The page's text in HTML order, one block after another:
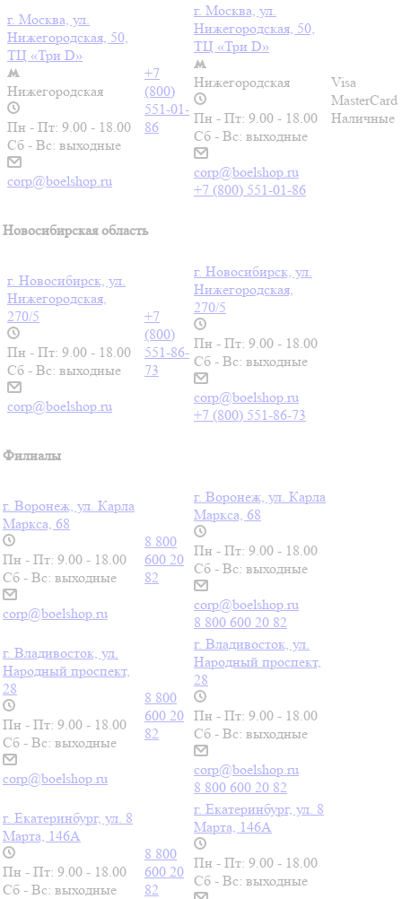
г. Москва, ул.
Нижегородская, 50,
ТЦ «Три D»
Нижегородская
Пн - Пт: 9.00 - 18.00
Сб - Вс: выходные
corp@boelshop.ru
+7
(800)
551-01-
86
г. Москва, ул.
Нижегородская, 50,
ТЦ «Три D»
Нижегородская
Пн - Пт: 9.00 - 18.00
Сб - Вс: выходные
corp@boelshop.ru
+7 (800) 551-01-86
Visa
MasterCard
Наличные
Новосибирская область
г. Новосибирск, ул.
Нижегородская,
270/5
Пн - Пт: 9.00 - 18.00
Сб - Вс: выходные
corp@boelshop.ru
+7
(800)
551-86-
73
г. Новосибирск, ул.
Нижегородская,
270/5
Пн - Пт: 9.00 - 18.00
Сб - Вс: выходные
corp@boelshop.ru
+7 (800) 551-86-73
Филиалы
г. Воронеж, ул. Карла
Маркса, 68
Пн - Пт: 9.00 - 18.00
Сб - Вс: выходные
corp@boelshop.ru
8 800
600 20
82
г. Воронеж, ул. Карла
Маркса, 68
Пн - Пт: 9.00 - 18.00
Сб - Вс: выходные
corp@boelshop.ru
8 800 600 20 82
г. Владивосток, ул.
Народный проспект,
28
Пн - Пт: 9.00 - 18.00
Сб - Вс: выходные
corp@boelshop.ru
8 800
600 20
82
г. Владивосток, ул.
Народный проспект,
28
Пн - Пт: 9.00 - 18.00
Сб - Вс: выходные
corp@boelshop.ru
8 800 600 20 82
г. Екатеринбург, ул. 8
Марта, 146А
Пн - Пт: 9.00 - 18.00
Сб - Вс: выходные
8 800
600 20
82
г. Екатеринбург, ул. 8
Марта, 146А
Пн - Пт: 9.00 - 18.00
Сб - Вс: выходные